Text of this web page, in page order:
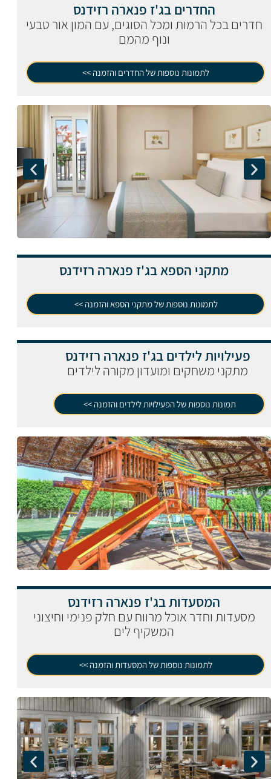
החדרים בג'ז פנארה רזידנס
חדרים בכל הרמות ומכל הסוגים, עם המון אור טבעי
ונוף מהמם
לתמונות נוספות של החדרים והזמנה >>
מתקני הספא בג'ז פנארה רזידנס
לתמונות נוספות של מתקני הספא והזמנה >>
פעילויות לילדים בג'ז פנארה רזידנס
מתקני משחקים ומועדון מקורה לילדים
תמונות נוספות של הפעילויות לילדים והזמנה >>
המסעדות בג'ז פנארה רזידנס
מסעדות וחדר אוכל מרווח עם חלק פנימי וחיצוני
המשקיף לים
לתמונות נוספות של המסעדות והזמנה >>